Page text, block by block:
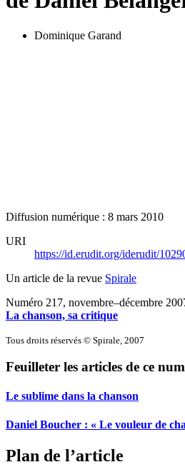
Dominique Garand
Diffusion numérique : 8 mars 2010
URI
https://id.erudit.org/iderudit/
Un article de la revue Spirale
Numéro 217, novembre–décembre
La chanson, sa critique
Tous droits réservés © Spirale, 2007
Feuilleter les articles de ce
Le sublime dans la chanson
Daniel Boucher : « Le vouleur de
Plan de l’article